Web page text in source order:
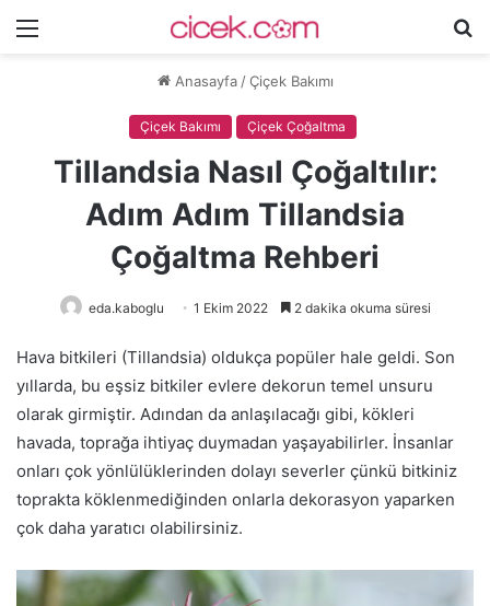
Menü
Anasayfa / Çiçek Bakımı
Çiçek Bakımı Çiçek Çoğaltma
Tillandsia Nasıl Çoğaltılır:
Adım Adım Tillandsia
Çoğaltma Rehberi
eda.kaboglu 1 Ekim 2022 2 dakika okuma süresi
Hava bitkileri (Tillandsia) oldukça popüler hale geldi. Son
yıllarda, bu eşsiz bitkiler evlere dekorun temel unsuru
olarak girmiştir. Adından da anlaşılacağı gibi, kökleri
havada, toprağa ihtiyaç duymadan yaşayabilirler. İnsanlar
onları çok yönlülüklerinden dolayı severler çünkü bitkiniz
toprakta köklenmediğinden onlarla dekorasyon yaparken
çok daha yaratıcı olabilirsiniz.